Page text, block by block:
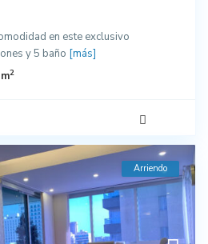
en este exclusivo
y 5 baño [más]
2
Arriendo